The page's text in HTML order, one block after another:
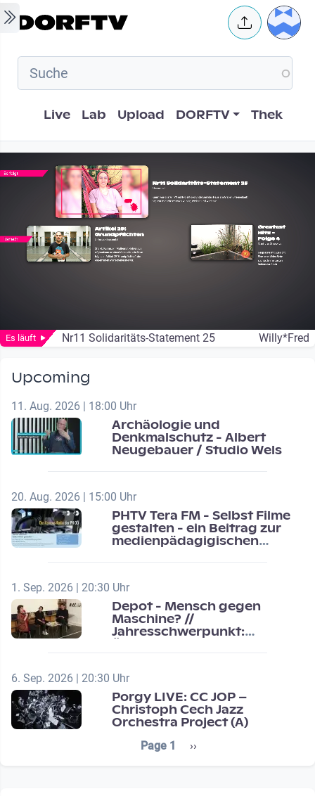
Skip to main content User
Hauptnavigation
Live Lab Upload DORFTV Thek
Es läuft Nr11 Solidaritäts-Statement 25 Willy*Fred
Upcoming
11. Aug. 2026 | 18:00 Uhr
Archäologie und
Denkmalschutz - Albert
Neugebauer / Studio Wels
20. Aug. 2026 | 15:00 Uhr
PHTV Tera FM - Selbst Filme
gestalten - ein Beitrag zur
medienpädagigischen
1. Sep. 2026 | 20:30 Uhr
Depot - Mensch gegen
Maschine? //
Jahresschwerpunkt:
6. Sep. 2026 | 20:30 Uhr
Porgy LIVE: CC JOP –
Christoph Cech Jazz
Orchestra Project (A)
Seitennummerierung
Page 1 Next page
››